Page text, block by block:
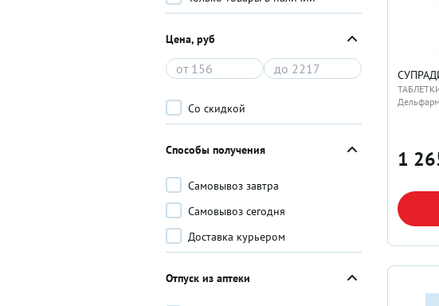
Цена, руб
Со скидкой
Способы получения
Самовывоз завтра
Самовывоз сегодня
Доставка курьером
Отпуск из аптеки
1